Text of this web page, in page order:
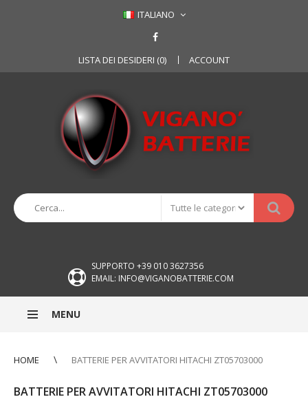
ITALIANO
LISTA DEI DESIDERI (0) ACCOUNT
SUPPORTO +39 010 3627356
EMAIL: INFO@VIGANOBATTERIE.COM
MENU
HOME BATTERIE PER AVVITATORI HITACHI ZT05703000
BATTERIE PER AVVITATORI HITACHI ZT05703000